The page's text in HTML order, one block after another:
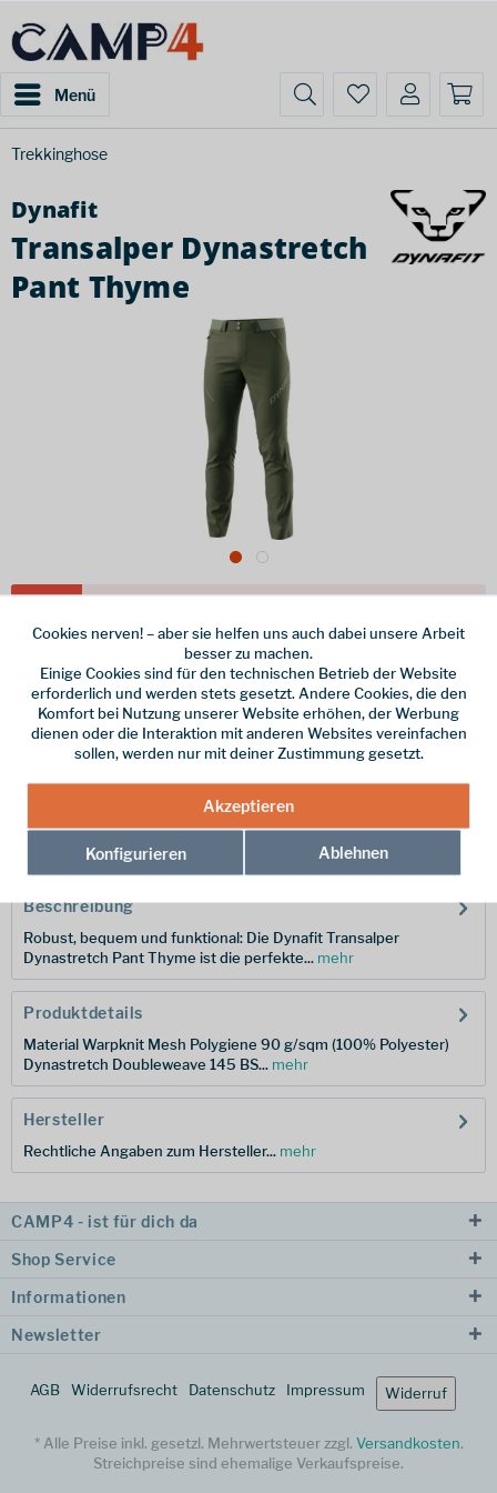
Menü
Trekkinghose
Dynafit
Transalper Dynastretch
Pant Thyme
150,00 € *
inkl. MwSt./ Versandkostenfrei!
Größe
Merken
Hersteller-Nr.: 08-0000071940-5560-L
Beschreibung
Robust, bequem und funktional: Die Dynafit Transalper
Dynastretch Pant Thyme ist die perfekte... mehr
Produktdetails
Material Warpknit Mesh Polygiene 90 g/sqm (100% Polyester)
Dynastretch Doubleweave 145 BS... mehr
Hersteller
Rechtliche Angaben zum Hersteller... mehr
CAMP4 - ist für dich da
Shop Service
Informationen
Newsletter
AGB Widerrufsrecht Datenschutz Impressum Widerruf
* Alle Preise inkl. gesetzl. Mehrwertsteuer zzgl. Versandkosten.
Streichpreise sind ehemalige Verkaufspreise.
Cookies nerven! – aber sie helfen uns auch dabei unsere Arbeit
besser zu machen.
Einige Cookies sind für den technischen Betrieb der Website
erforderlich und werden stets gesetzt. Andere Cookies, die den
Komfort bei Nutzung unserer Website erhöhen, der Werbung
dienen oder die Interaktion mit anderen Websites vereinfachen
sollen, werden nur mit deiner Zustimmung gesetzt.
Akzeptieren
Konfigurieren Ablehnen